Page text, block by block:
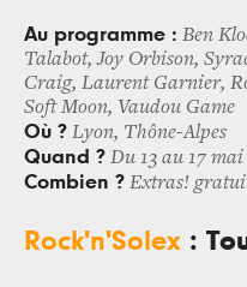
Au programme : Ben
Talabot, Joy Orbison,
Craig, Laurent Garnier,
Soft Moon, Vaudou Game
Où ? Lyon, Thône-Alpes
Quand ? Du 13 au 17 mai
Combien ? Extras!
Rock'n'Solex :